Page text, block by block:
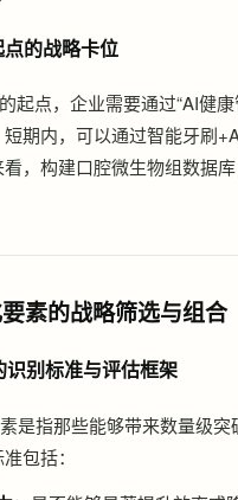
的战略卡位
起点，企业需要通过“AI健
期内，可以通过智能牙刷
，构建口腔微生物组数据
素的战略筛选与组合
识别标准与评估框架
是指那些能够带来数量级突
包括：